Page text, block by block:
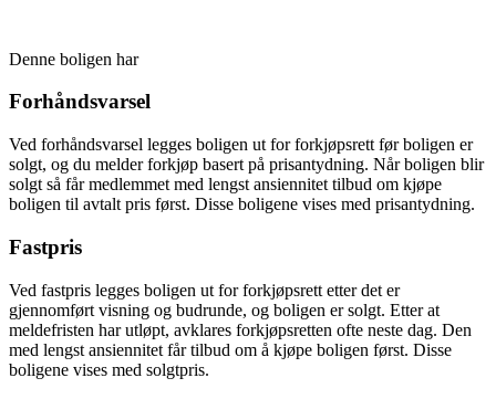
Denne boligen har
Forhåndsvarsel
Ved forhåndsvarsel legges boligen ut for forkjøpsrett før boligen er
solgt, og du melder forkjøp basert på prisantydning. Når boligen blir
solgt så får medlemmet med lengst ansiennitet tilbud om kjøpe
boligen til avtalt pris først. Disse boligene vises med prisantydning.
Fastpris
Ved fastpris legges boligen ut for forkjøpsrett etter det er
gjennomført visning og budrunde, og boligen er solgt. Etter at
meldefristen har utløpt, avklares forkjøpsretten ofte neste dag. Den
med lengst ansiennitet får tilbud om å kjøpe boligen først. Disse
boligene vises med solgtpris.